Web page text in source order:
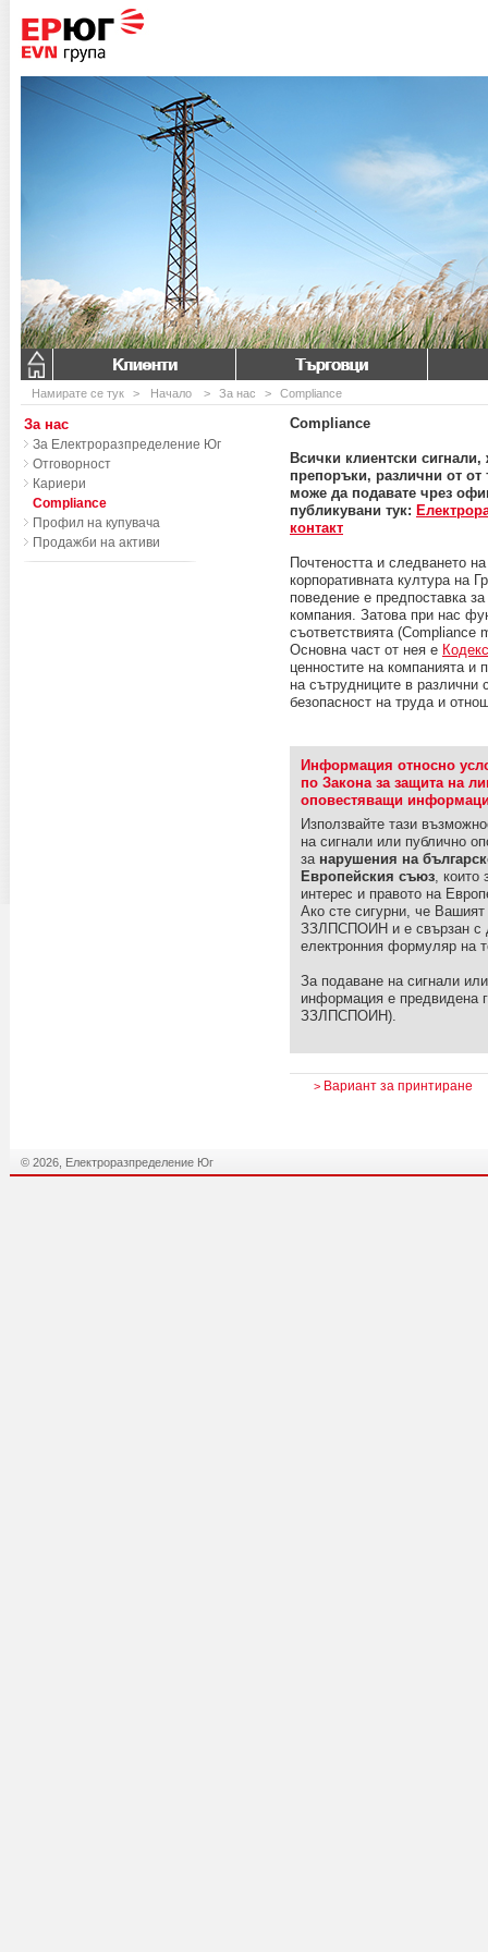
Клиенти Търговци
Намирате се тук > Начало > За нас > Compliance
Compliance
Всички клиентски
препоръки, различни от
може да подавате чрез
публикувани тук:
контакт
Почтеността и следването
корпоративната култура на
поведение е предпоставка
компания. Затова при нас
съответствията (Compliance
Основна част от нея е
ценностите на компанията и
на сътрудниците в различни
безопасност на труда и
Информация относно
по Закона за защита на
оповестяващи
Използвайте тази
на сигнали или публично
за нарушения на
Европейския съюз, които
интерес и правото на
Ако сте сигурни, че
ЗЗЛПСПОИН и е свързан с
електронния формуляр на
За подаване на сигнали
информация е предвидена
ЗЗЛПСПОИН).
> Вариант за принтиране
За нас
За Електроразпределение Юг
Отговорност
Кариери
Compliance
Профил на купувача
Продажби на активи
© 2026, Електроразпределение Юг